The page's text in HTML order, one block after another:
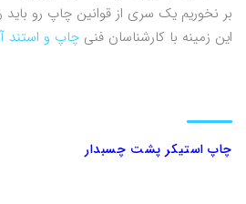
بر نخوریم یک سری از قوانین چاپ رو باید
این زمینه با کارشناسان فنی چاپ و استند
چاپ استیکر پشت چسبدار